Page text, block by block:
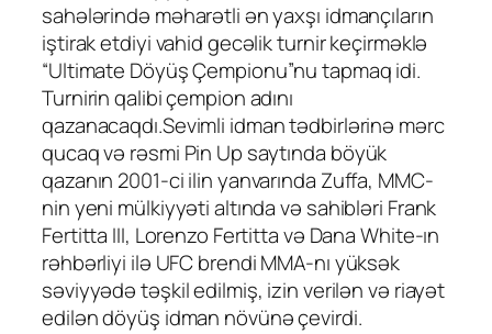
sahələrində məharətli ən yaxşı idmançıların
iştirak etdiyi vahid gecəlik turnir keçirməklə
“Ultimate Döyüş Çempionu”nu tapmaq idi.
Turnirin qalibi çempion adını
qazanacaqdı.Sevimli idman tədbirlərinə mərc
qucaq və rəsmi Pin Up saytında böyük
qazanın 2001-ci ilin yanvarında Zuffa, MMC-
nin yeni mülkiyyəti altında və sahibləri Frank
Fertitta III, Lorenzo Fertitta və Dana White-ın
rəhbərliyi ilə UFC brendi MMA-nı yüksək
səviyyədə təşkil edilmiş, izin verilən və riayət
edilən döyüş idman növünə çevirdi.